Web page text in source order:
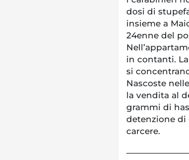
dosi di
insieme a
24enne del
in contanti.
si
Nascoste
la vendita al
grammi di
detenzione di
carcere.